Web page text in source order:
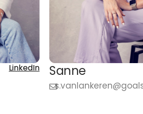
LinkedIn Sanne